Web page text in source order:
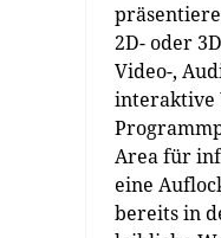
2D- oder
Video-,
interaktive
Area für
eine
bereits in